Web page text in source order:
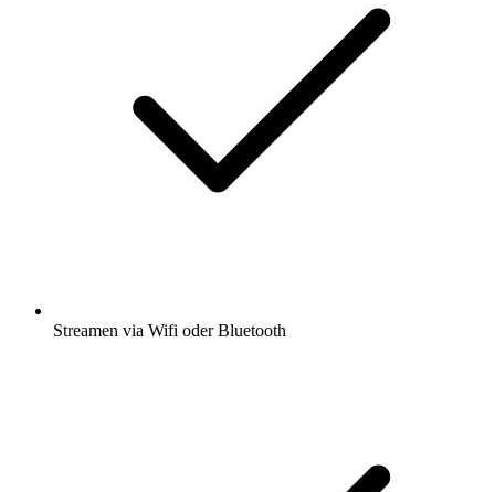
Streamen via Wifi oder Bluetooth